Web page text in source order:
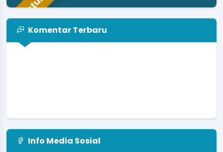
AparaturKomentar Terbaru
Info Media Sosial